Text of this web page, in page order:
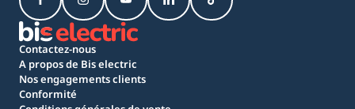
Contactez-nous
A propos de Bis electric
Nos engagements clients
Conformité